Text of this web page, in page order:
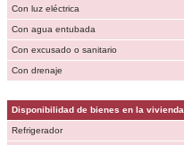
Con luz eléctrica
Con agua entubada
Con excusado o sanitario
Con drenaje
Disponibilidad de bienes en la vivienda
Refrigerador